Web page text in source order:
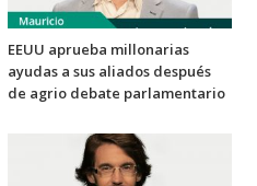
EEUU aprueba millonarias
ayudas a sus aliados después
de agrio debate parlamentario